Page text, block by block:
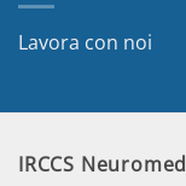
Lavora con noi
IRCCS Neuromed